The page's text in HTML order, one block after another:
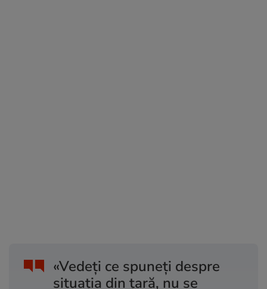
«Vedeți ce spuneți despre
situația din țară, nu se